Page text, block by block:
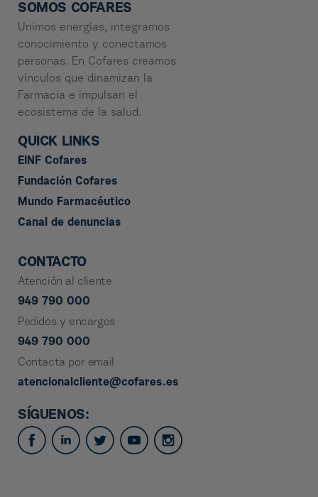
SOMOS COFARES
Unimos energías, integramos
conocimiento y conectamos
personas. En Cofares creamos
vínculos que dinamizan la
Farmacia e impulsan el
ecosistema de la salud.
QUICK LINKS
EINF Cofares
Fundación Cofares
Mundo Farmacéutico
Canal de denuncias
CONTACTO
Atención al cliente
949 790 000
Pedidos y encargos
949 790 000
Contacta por email
atencionalcliente@cofares.es
SÍGUENOS: